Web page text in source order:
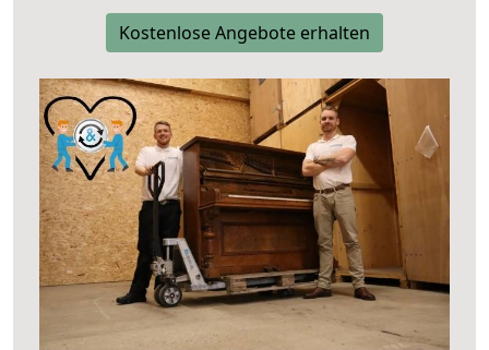
Kostenlose Angebote erhalten